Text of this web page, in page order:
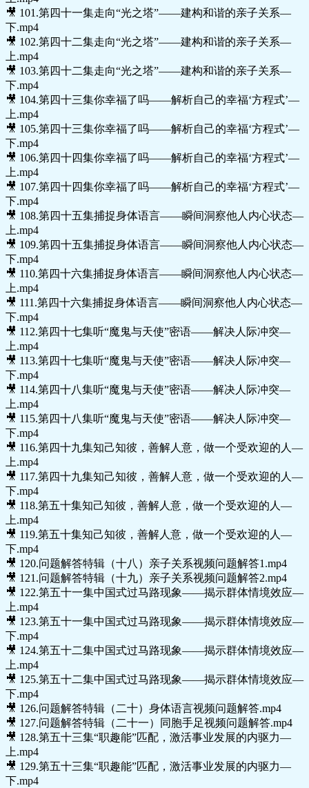
🎥 101.第四十一集走向“光之塔”——建构和谐的亲子关系—
下.mp4
🎥 102.第四十二集走向“光之塔”——建构和谐的亲子关系—
上.mp4
🎥 103.第四十二集走向“光之塔”——建构和谐的亲子关系—
下.mp4
🎥 104.第四十三集你幸福了吗——解析自己的幸福‘方程式’—
上.mp4
🎥 105.第四十三集你幸福了吗——解析自己的幸福‘方程式’—
下.mp4
🎥 106.第四十四集你幸福了吗——解析自己的幸福‘方程式’—
上.mp4
🎥 107.第四十四集你幸福了吗——解析自己的幸福‘方程式’—
下.mp4
🎥 108.第四十五集捕捉身体语言——瞬间洞察他人内心状态—
上.mp4
🎥 109.第四十五集捕捉身体语言——瞬间洞察他人内心状态—
下.mp4
🎥 110.第四十六集捕捉身体语言——瞬间洞察他人内心状态—
上.mp4
🎥 111.第四十六集捕捉身体语言——瞬间洞察他人内心状态—
下.mp4
🎥 112.第四十七集听“魔鬼与天使”密语——解决人际冲突—
上.mp4
🎥 113.第四十七集听“魔鬼与天使”密语——解决人际冲突—
下.mp4
🎥 114.第四十八集听“魔鬼与天使”密语——解决人际冲突—
上.mp4
🎥 115.第四十八集听“魔鬼与天使”密语——解决人际冲突—
下.mp4
🎥 116.第四十九集知己知彼，善解人意，做一个受欢迎的人—
上.mp4
🎥 117.第四十九集知己知彼，善解人意，做一个受欢迎的人—
下.mp4
🎥 118.第五十集知己知彼，善解人意，做一个受欢迎的人—
上.mp4
🎥 119.第五十集知己知彼，善解人意，做一个受欢迎的人—
下.mp4
🎥 120.问题解答特辑（十八）亲子关系视频问题解答1.mp4
🎥 121.问题解答特辑（十九）亲子关系视频问题解答2.mp4
🎥 122.第五十一集中国式过马路现象——揭示群体情境效应—
上.mp4
🎥 123.第五十一集中国式过马路现象——揭示群体情境效应—
下.mp4
🎥 124.第五十二集中国式过马路现象——揭示群体情境效应—
上.mp4
🎥 125.第五十二集中国式过马路现象——揭示群体情境效应—
下.mp4
🎥 126.问题解答特辑（二十）身体语言视频问题解答.mp4
🎥 127.问题解答特辑（二十一）同胞手足视频问题解答.mp4
🎥 128.第五十三集“职趣能”匹配，激活事业发展的内驱力—
上.mp4
🎥 129.第五十三集“职趣能”匹配，激活事业发展的内驱力—
下.mp4